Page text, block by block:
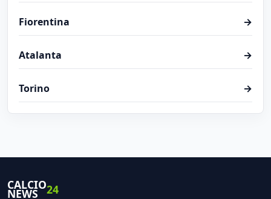
Fiorentina →
Atalanta →
Torino →
CALCIO
NEWS 24